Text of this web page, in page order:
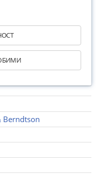
Berndtson